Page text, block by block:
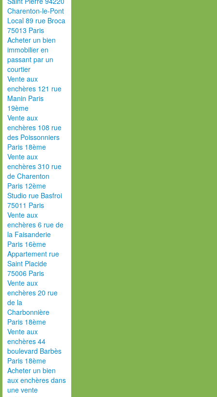
Charenton-le-Pont
Local 89 rue Broca
75013 Paris
Acheter un bien
immobilier en
passant par un
courtier
Vente aux
enchères 121 rue
Manin Paris
19ème
Vente aux
enchères 108 rue
des Poissonniers
Paris 18ème
Vente aux
enchères 310 rue
de Charenton
Paris 12ème
Studio rue Basfroi
75011 Paris
Vente aux
enchères 6 rue de
la Faisanderie
Paris 16ème
Appartement rue
Saint Placide
75006 Paris
Vente aux
enchères 20 rue
de la
Charbonnière
Paris 18ème
Vente aux
enchères 44
boulevard Barbès
Paris 18ème
Acheter un bien
aux enchères dans
une vente